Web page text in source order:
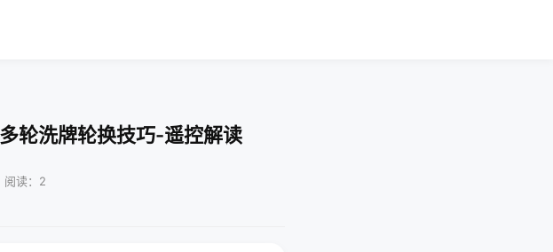
轮洗牌轮换技巧-遥控解读
读：2